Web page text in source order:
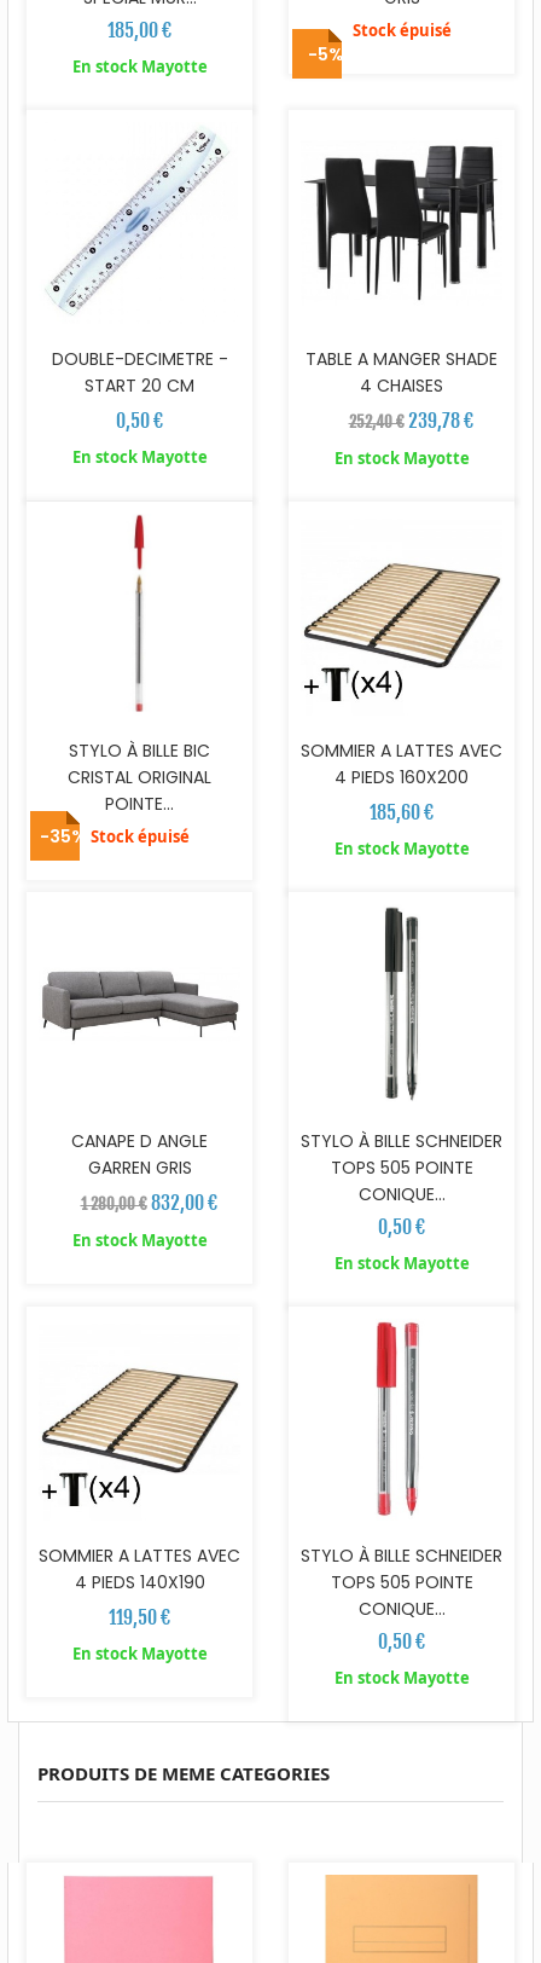
185,00 €
En stock Mayotte
Stock épuisé
DOUBLE-DECIMETRE -
START 20 CM
0,50 €
En stock Mayotte
-5%
TABLE A MANGER SHADE
4 CHAISES
252,40 € 239,78 €
En stock Mayotte
STYLO À BILLE BIC
CRISTAL ORIGINAL
POINTE...
Stock épuisé
SOMMIER A LATTES AVEC
4 PIEDS 160X200
185,60 €
En stock Mayotte
-35%
CANAPE D ANGLE
GARREN GRIS
1 280,00 € 832,00 €
En stock Mayotte
STYLO À BILLE SCHNEIDER
TOPS 505 POINTE
CONIQUE...
0,50 €
En stock Mayotte
SOMMIER A LATTES AVEC
4 PIEDS 140X190
119,50 €
En stock Mayotte
STYLO À BILLE SCHNEIDER
TOPS 505 POINTE
CONIQUE...
0,50 €
En stock Mayotte
PRODUITS DE MEME CATEGORIES